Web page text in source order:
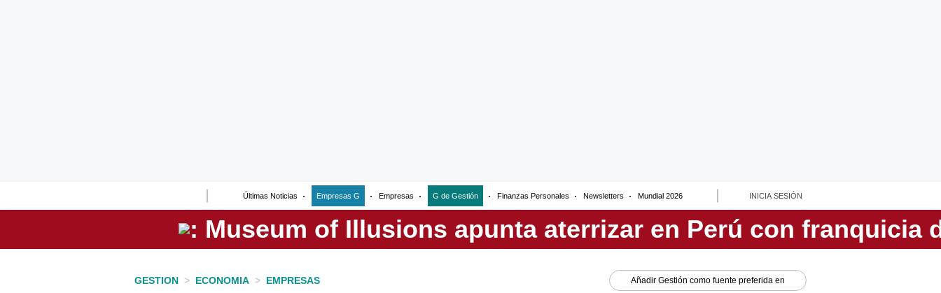
Últimas Noticias Empresas G Empresas G de Gestión Finanzas Personales Newsletters Mundial 2026 INICIA SESIÓN
Perú
GESTION > ECONOMIA > EMPRESAS Añadir Gestión como fuente preferida en